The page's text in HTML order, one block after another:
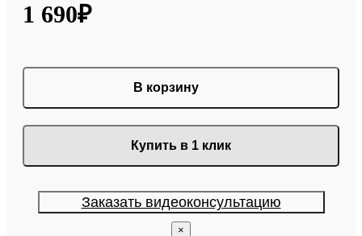
1 690₽
В корзину
Купить в 1 клик
Заказать видеоконсультацию
×